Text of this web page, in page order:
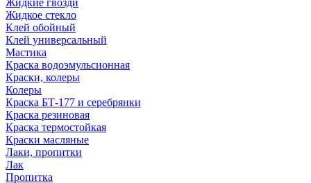
Жидкие гвозди
Жидкое стекло
Клей обойный
Клей универсальный
Мастика
Краска водоэмульсионная
Краски, колеры
Колеры
Краска БТ-177 и серебрянки
Краска резиновая
Краска термостойкая
Краски масляные
Лаки, пропитки
Лак
Пропитка